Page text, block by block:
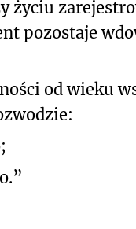
życiu
pozostaje
od wieku